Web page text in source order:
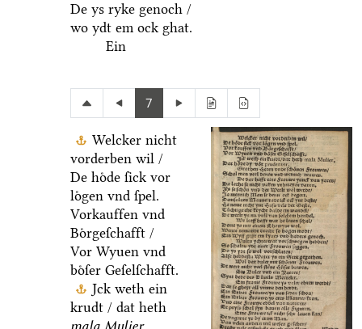
De ys ryke genoch /
wo ydt em ock ghat.
Ein
7
Welcker nicht
vorderben wil /
De hoͤde ſick vor
loͤgen vnd ſpel.
Vorkauffen vnd
Boͤrgeſchafft /
Vor Wyuen vnd
boͤſer Geſelſchafft.
Jck weth ein
krudt / dat heth